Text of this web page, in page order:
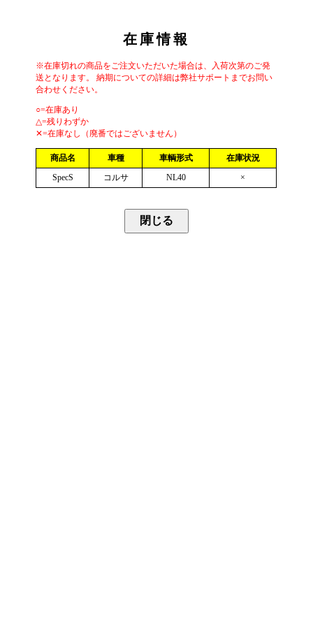
在庫情報
※在庫切れの商品をご注文いただいた場合は、入荷次第のご発
送となります。 納期についての詳細は弊社サポートまでお問い
合わせください。
○=在庫あり
△=残りわずか
✕=在庫なし（廃番ではございません）
商品名 車種 車輌形式
在庫状況
SpecS
コルサ NL40 ×